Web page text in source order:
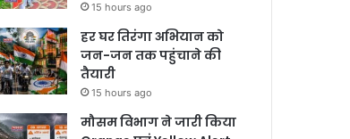
15 hours ago
हर घर तिरंगा अभियान को
जन-जन तक पहुंचाने की
तैयारी
15 hours ago
मौसम विभाग ने जारी किया